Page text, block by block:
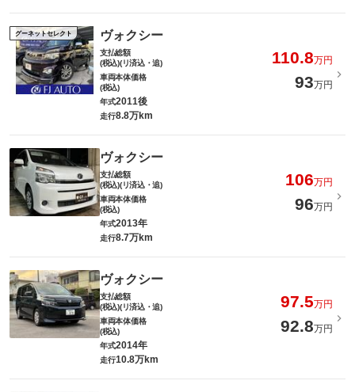
グーネットセレクト ヴォクシー
支払総額
(税込)(リ済込・追)
110.8万円
車両本体価格
(税込)
93万円
年式2011後
走行8.8万km
ヴォクシー
支払総額
(税込)(リ済込・追)
106万円
車両本体価格
(税込)
96万円
年式2013年
走行8.7万km
ヴォクシー
支払総額
(税込)(リ済込・追)
97.5万円
車両本体価格
(税込)
92.8万円
年式2014年
走行10.8万km